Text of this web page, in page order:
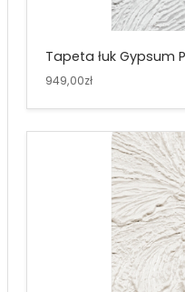
Tapeta łuk Gypsum
949,00zł